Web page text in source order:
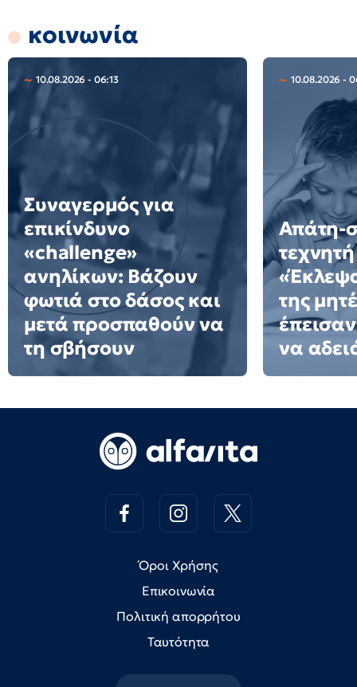
κοινωνία
10.08.2026 - 06:13
Συναγερμός για
επικίνδυνο
«challenge»
ανηλίκων: Βάζουν
φωτιά στο δάσος και
μετά προσπαθούν να
τη σβήσουν
10.08.2026 -
Απάτη-
της
να
Όροι Χρήσης
Επικοινωνία
Πολιτική απορρήτου
Ταυτότητα